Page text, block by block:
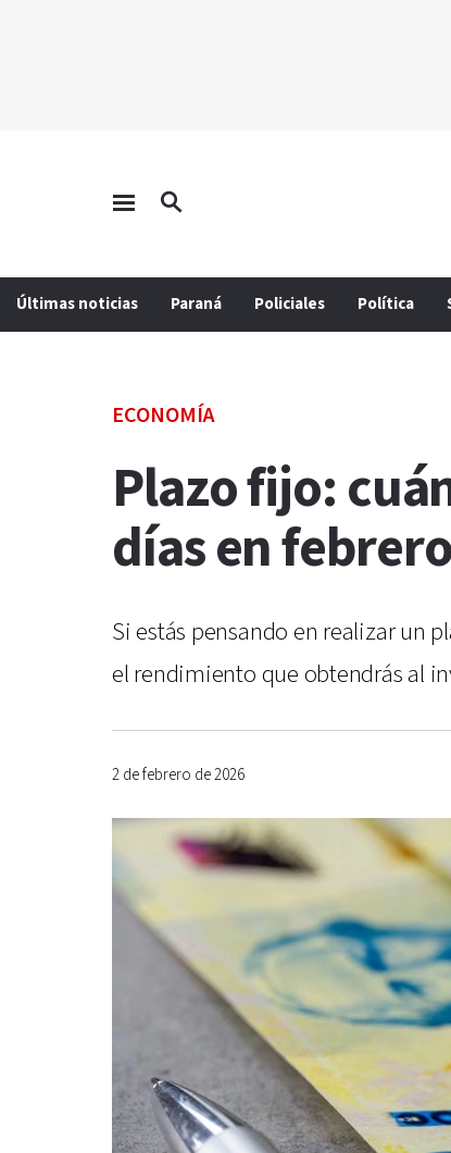
Últimas noticias Paraná Policiales Política
ECONOMÍA
Plazo fijo:
días en
Si estás pensando en realizar un
el rendimiento que obtendrás al
2 de febrero de 2026